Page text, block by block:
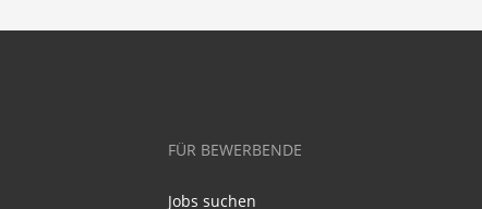
FÜR BEWERBENDE
Jobs suchen